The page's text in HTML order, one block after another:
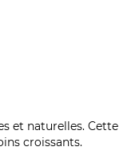
et naturelles. Cette
croissants.